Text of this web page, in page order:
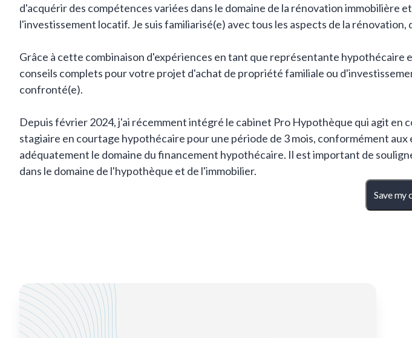
d'acquérir des compétences variées dans le domaine de la rénovation immobilière
l'investissement locatif. Je suis familiarisé(e) avec tous les aspects de la
Grâce à cette combinaison d'expériences en tant que représentante hypothécaire
conseils complets pour votre projet d'achat de propriété familiale ou
confronté(e).
Depuis février 2024, j'ai récemment intégré le cabinet Pro Hypothèque qui agit
stagiaire en courtage hypothécaire pour une période de 3 mois, conformément
adéquatement le domaine du financement hypothécaire. Il est important de
dans le domaine de l'hypothèque et de l'immobilier.
Save my